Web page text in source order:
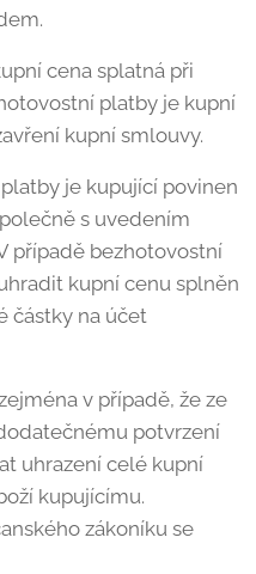
cena splatná při
platby je kupní
kupní smlouvy.
je kupující povinen
s uvedením
případě bezhotovostní
kupní cenu splněn
částky na účet
v případě, že ze
potvrzení
uhrazení celé kupní
kupujícímu.
zákoníku se